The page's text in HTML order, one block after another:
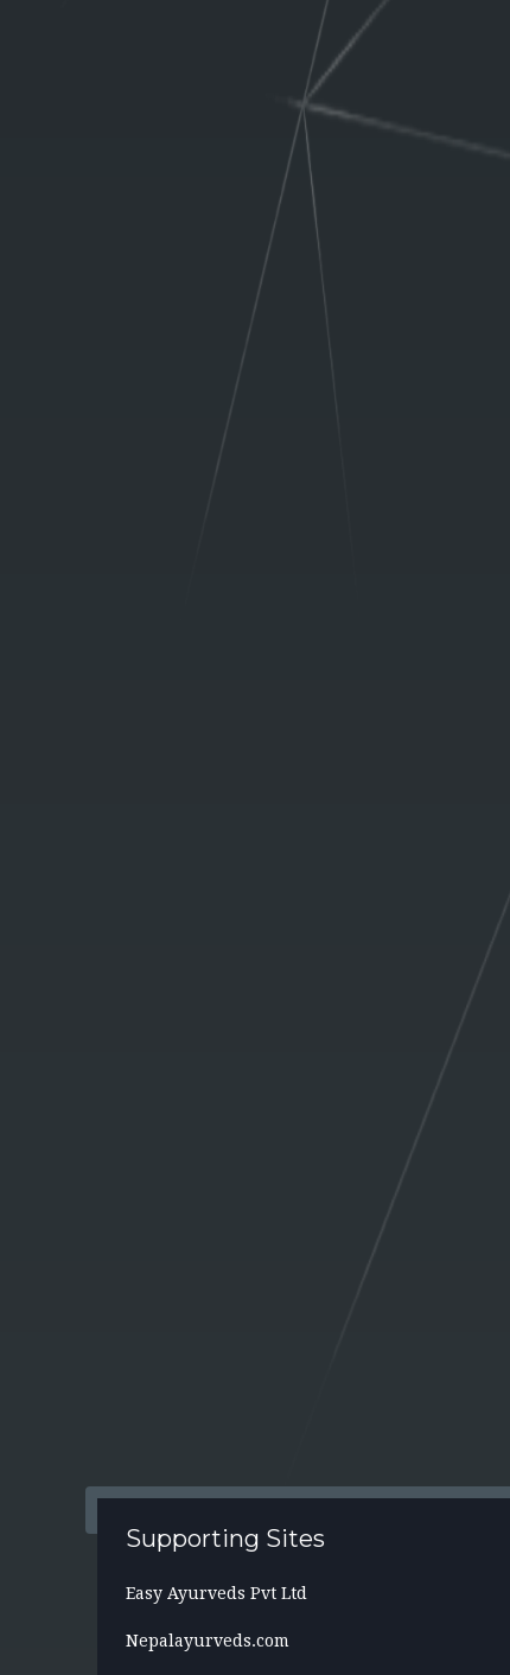
Supporting Sites
Easy Ayurveds Pvt Ltd
Nepalayurveds.com